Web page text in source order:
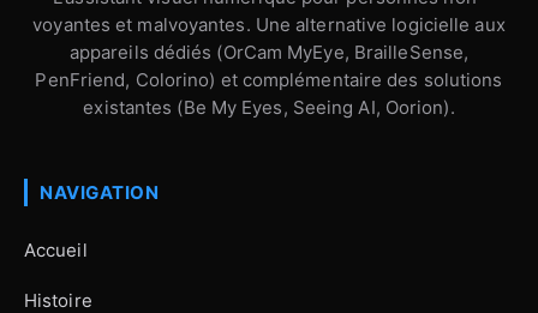
voyantes et malvoyantes. Une alternative logicielle aux
appareils dédiés (OrCam MyEye, BrailleSense,
PenFriend, Colorino) et complémentaire des solutions
existantes (Be My Eyes, Seeing AI, Oorion).
NAVIGATION
Accueil
Histoire